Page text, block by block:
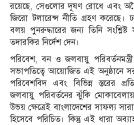
রয়েছে, সেগুলোর দূষণ রোধে এবং
জিরো টলারেন্স নীতি গ্রহণ করেছে।
বলয় পুনরুদ্ধারের জন্য তিনি
তদারকির নির্দেশ দেন।
পরিবেশ, বন ও জলবায়ু
সভাপতিত্বে আয়োজিত এই অনুষ্ঠানে
পরিবেশবিদ এবং বিভিন্ন স্তরের
জলবায়ু পরিবর্তনের ঝুঁকি
উভয় ক্ষেত্রেই বাংলাদেশের সাফল্য
হিসেবে পরিচিত। কিন্তু এই ধারা